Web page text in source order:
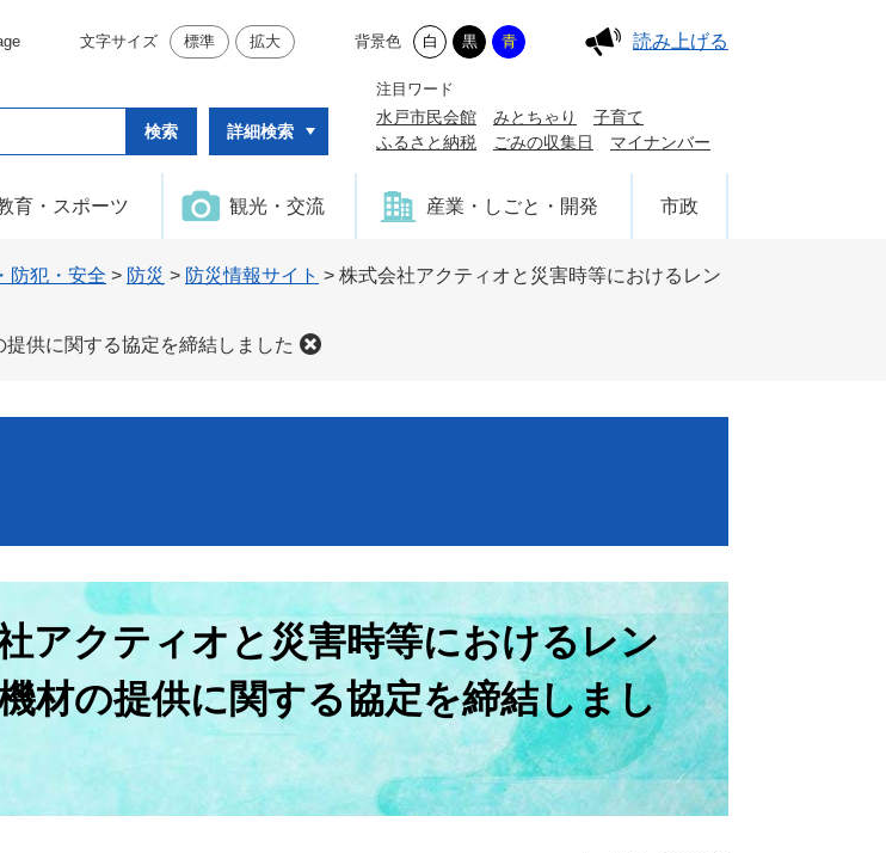
文字サイズ 標準 拡大 背景色 白 黒 青 読み上げる
詳細検索
注目ワード
水戸市民会館 みとちゃり
子育て
ふるさと納税
ごみの収集日 マイナンバー
育・スポーツ 観光・交流 産業・しごと・開発 市政
防犯・安全 > 防災 > 防災情報サイト > 株式会社アクティオと災害時等におけるレン
供に関する協定を締結しました
アクティオと災害時等におけるレン
材の提供に関する協定を締結しまし